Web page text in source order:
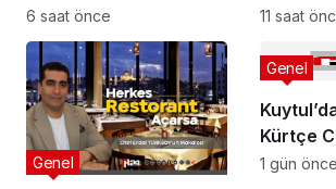
YASANIN ÇIKMAZI
6 saat önce
veya
yapı
11 saat
Genel
Kürtçe
Genel
1 gün önce